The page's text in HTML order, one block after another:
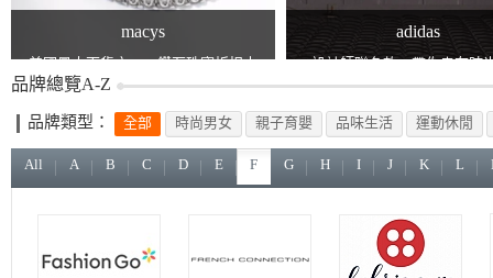
macys
美國最大百貨之一，鑽石珠寶折扣中
adidas
設計師聯名款，帶你走在時
品牌總覽A-Z
品牌類型： 全部 時尚男女 親子育嬰 品味生活 運動休閒
All A B C D E F G H I J K L